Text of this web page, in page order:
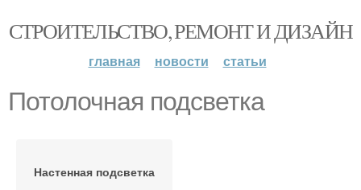
СТРОИТЕЛЬСТВО, РЕМОНТ И ДИЗАЙН
главная новости статьи
Потолочная подсветка
Настенная подсветка